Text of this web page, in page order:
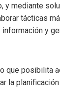
y mediante
tácticas
y
que posibilita
la